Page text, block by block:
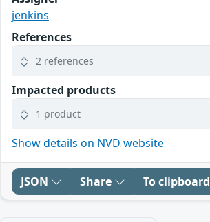
jenkins
References
2 references
Impacted products
1 product
Show details on NVD website
JSON Share To clipboard